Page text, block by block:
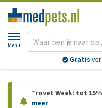
Menu
Gratis
Trovet Week: tot
meer